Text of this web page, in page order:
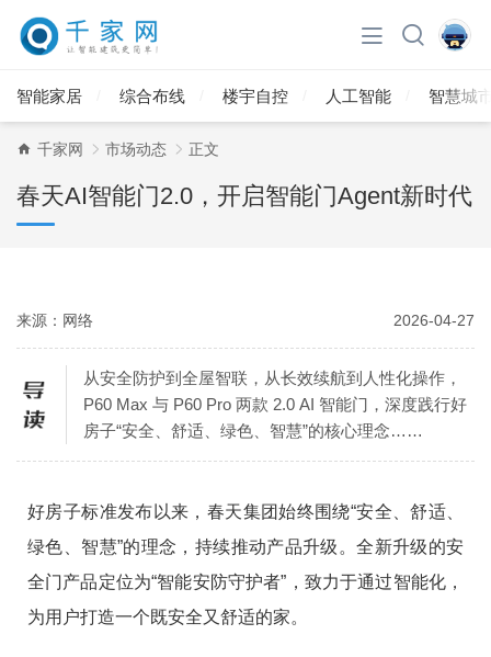
智能家居 综合布线 楼宇自控 人工智能 智慧城
千家网 市场动态 正文
春天AI智能门2.0，开启智能门Agent新时代
来源：网络 2026-04-27
从安全防护到全屋智联，从长效续航到人性化操作，
P60 Max 与 P60 Pro 两款 2.0 AI 智能门，深度践行好
房子“安全、舒适、绿色、智慧”的核心理念……
好房子标准发布以来，春天集团始终围绕“安全、舒适、
绿色、智慧”的理念，持续推动产品升级。全新升级的安
全门产品定位为“智能安防守护者”，致力于通过智能化，
为用户打造一个既安全又舒适的家。